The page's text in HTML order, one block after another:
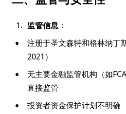
监管信息 ：
注册于圣文森特和格林纳丁
2021）
无主要金融监管机构（如
直接监管
投资者资金保护计划不明确